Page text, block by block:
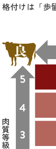
格付けは「歩